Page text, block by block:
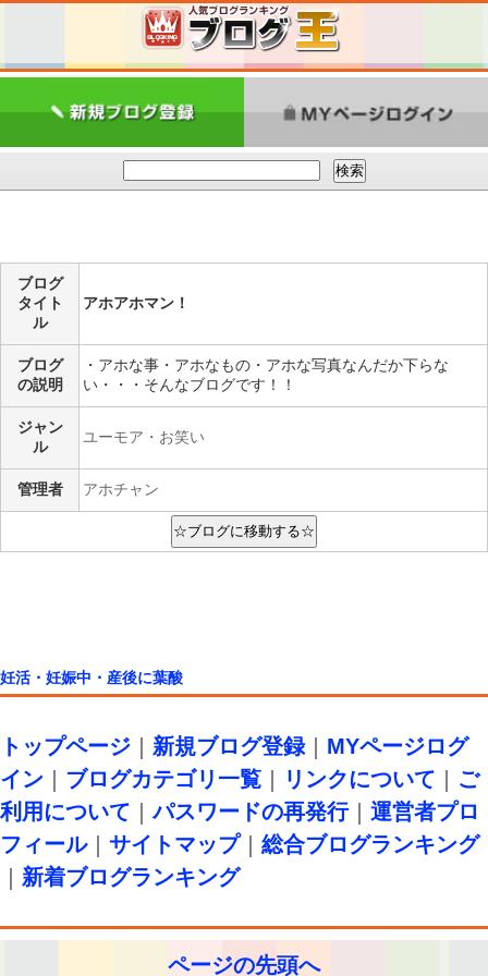
ブログ
タイト
ル
アホアホマン！
ブログ
の説明
・アホな事・アホなもの・アホな写真なんだか下らな
い・・・そんなブログです！！
ジャン
ル
ユーモア・お笑い
管理者 アホチャン
妊活・妊娠中・産後に葉酸
トップページ 新規ブログ登録｜ MYページログ
イン
ブログカテゴリ一覧 リンクについて
ご
利用について ｜パスワードの再発行｜ 運営者プロ
フィール｜ サイトマップ｜ 総合ブログランキング
新着ブログランキング
ページの先頭へ